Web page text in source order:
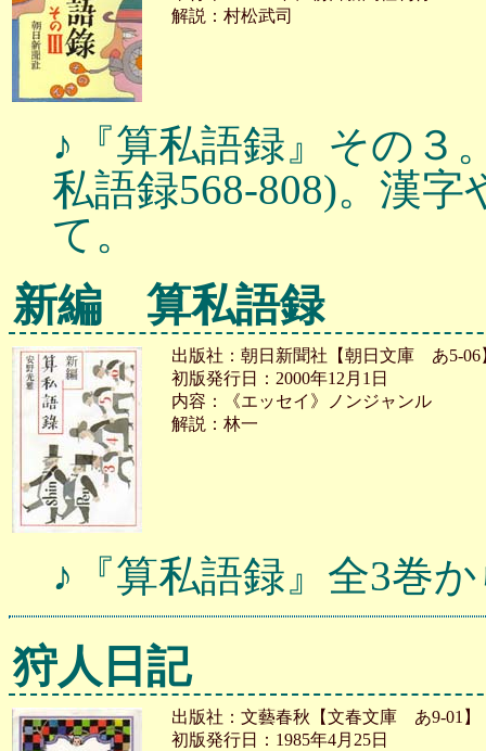
解説：村松武司
♪『算私語録』その３
私語録568-808)。漢
て。
新編 算私語録
出版社：朝日新聞社【朝日文庫 あ5-06
初版発行日：2000年12月1日
内容：《エッセイ》ノンジャンル
解説：林一
♪『算私語録』全3巻
狩人日記
出版社：文藝春秋【文春文庫 あ9-01】
初版発行日：1985年4月25日